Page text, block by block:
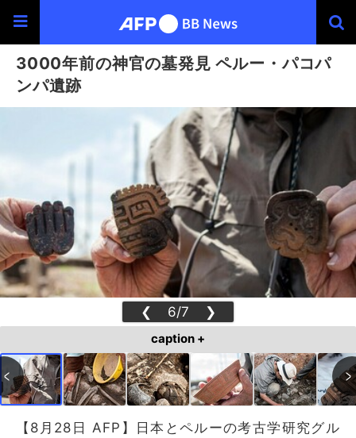
3000年前の神官の墓発見 ペルー・パコパ
ンパ遺跡
❮ 6/7 ❯
caption +
【8月28日 AFP】日本とペルーの考古学研究グル